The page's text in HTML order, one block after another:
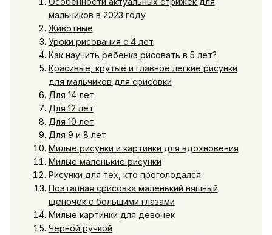
мальчиков в 2023 году
Животные
Уроки рисования с 4 лет
Как научить ребенка рисовать в 5 лет?
Красивые, крутые и главное легкие рисунки
для мальчиков для срисовки
Для 14 лет
Для 12 лет
Для 10 лет
Для 9 и 8 лет
Милые рисунки и картинки для вдохновения
Милые маленькие рисунки
Рисунки для тех, кто проголодался
Поэтапная срисовка маленький няшный
щеночек с большими глазами
Милые картинки для девочек
Черной ручкой